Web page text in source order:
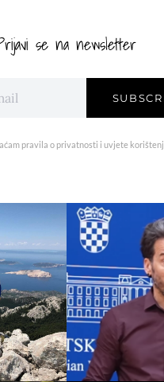
se na newsletter
pravila o privatnosti i uvjete